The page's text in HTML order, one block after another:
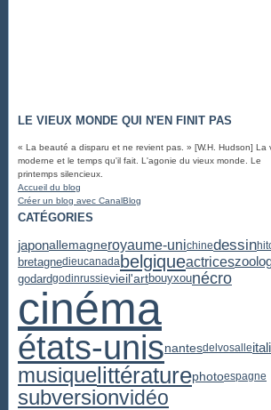
LE VIEUX MONDE QUI N'EN FINIT PAS
« La beauté a disparu et ne revient pas. » [W.H. Hudson] La
moderne et le temps qu'il fait. L'agonie du vieux monde. Le
printemps silencieux.
Accueil du blog
Créer un blog avec CanalBlog
CATÉGORIES
japonallemagneroyaume-unichinedessin
bretagnedieucanada belgiqueactrices
godardgodinrussievieil'artbouyxounécro
cinéma
états-unisnantesdelvosalle
musique littératurephotoespagne
subversionvidéo